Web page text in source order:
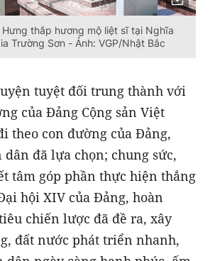
thắp hương mộ liệt sĩ tại Nghĩa
Trường Sơn - Ảnh: VGP/Nhật Bắc
tuyệt đối trung thành với
của Đảng Cộng sản Việt
theo con đường của Đảng,
dân đã lựa chọn; chung sức,
tâm góp phần thực hiện thắng
hội XIV của Đảng, hoàn
chiến lược đã đề ra, xây
đất nước phát triển nhanh,